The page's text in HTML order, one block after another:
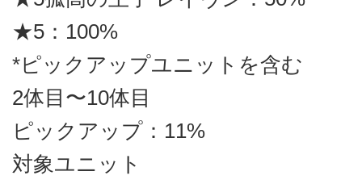
★5：100%
*ピックアップユニットを含む
2体目〜10体目
ピックアップ：11%
対象ユニット